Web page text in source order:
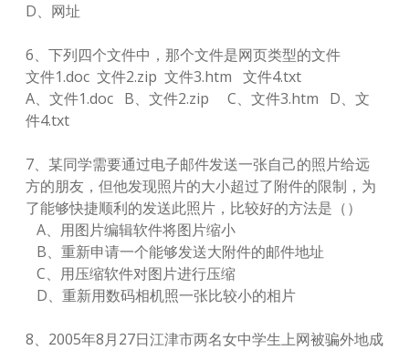
D、网址
6、下列四个文件中，那个文件是网页类型的文件
文件1.doc 文件2.zip 文件3.htm 文件4.txt
A、文件1.doc B、文件2.zip C、文件3.htm D、文
件4.txt
7、某同学需要通过电子邮件发送一张自己的照片给远
方的朋友，但他发现照片的大小超过了附件的限制，为
了能够快捷顺利的发送此照片，比较好的方法是（）
A、用图片编辑软件将图片缩小
B、重新申请一个能够发送大附件的邮件地址
C、用压缩软件对图片进行压缩
D、重新用数码相机照一张比较小的相片
8、2005年8月27日江津市两名女中学生上网被骗外地成